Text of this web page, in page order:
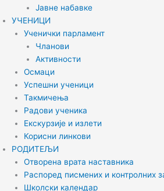
Јавне набавке
УЧЕНИЦИ
Ученички парламент
Чланови
Активности
Осмаци
Успешни ученици
Такмичења
Радови ученика
Екскурзије и излети
Корисни линкови
РОДИТЕЉИ
Отворена врата наставника
Распоред писмених и контролних
Школски календар